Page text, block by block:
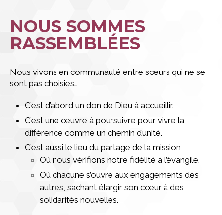
NOUS SOMMES
RASSEMBLÉES
Nous vivons en communauté entre sœurs qui ne se
sont pas choisies…
C’est d’abord un don de Dieu à accueillir.
C’est une œuvre à poursuivre pour vivre la
différence comme un chemin d’unité.
C’est aussi le lieu du partage de la mission,
Où nous vérifions notre fidélité à l’évangile.
Où chacune s’ouvre aux engagements des
autres, sachant élargir son cœur à des
solidarités nouvelles.